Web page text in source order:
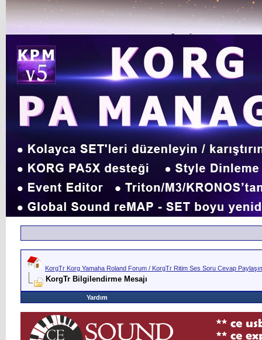
KorgTr Korg Yamaha Roland Forum / KorgTr Ritim Ses Soru Cevap
KorgTr Bilgilendirme Mesajı
Yardım